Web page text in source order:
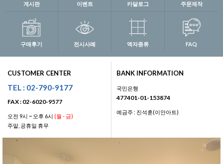
게시판 이벤트 카달로그 주문제작
구매후기 전시사례 액자종류 FAQ
CUSTOMER CENTER
TEL : 02-790-9177
FAX : 02-6020-9577
오전 9시 ~ 오후 6시 (월 - 금)
주말, 공휴일 휴무
BANK INFORMATION
국민은행
477401-01-153874
예금주 : 진석훈(이안아트)